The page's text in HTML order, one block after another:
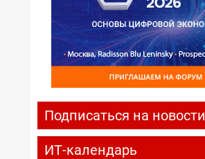
Подписаться на новости
ИТ-календарь